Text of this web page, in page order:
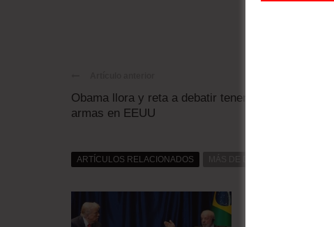
Obama llora y reta a debatir tenencia de
armas en EEUU
ARTÍCULOS RELACIONADOS